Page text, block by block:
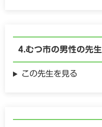
むつ市の男性の先生
この先生を見る